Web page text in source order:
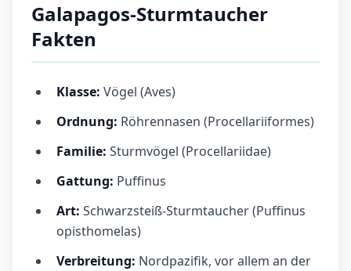
Galapagos-Sturmtaucher
Fakten
Klasse: Vögel (Aves)
Ordnung: Röhrennasen (Procellariiformes)
Familie: Sturmvögel (Procellariidae)
Gattung: Puffinus
Art: Schwarzsteiß-Sturmtaucher (Puffinus
opisthomelas)
Verbreitung: Nordpazifik, vor allem an der